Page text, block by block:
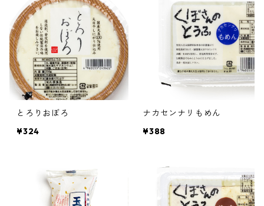
とろりおぼろ
¥324
ナカセンナリもめん
¥388